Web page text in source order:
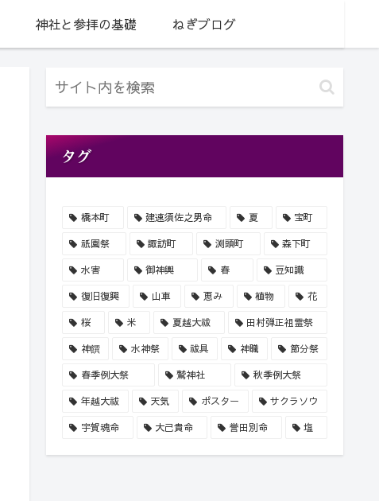
神社と参拝の基礎 ねぎブログ
タグ
橋本町 建速須佐之男命 夏 宝町
祇園祭 諏訪町 渕頭町 森下町
水害 御神輿 春 豆知識
復旧復興 山車 恵み 植物 花
桜 米 夏越大祓 田村弾正祖霊祭
神饌 水神祭 祓具 神職 節分祭
春季例大祭 鷲神社 秋季例大祭
年越大祓 天気 ポスター サクラソウ
宇賀魂命 大己貴命 誉田別命 塩